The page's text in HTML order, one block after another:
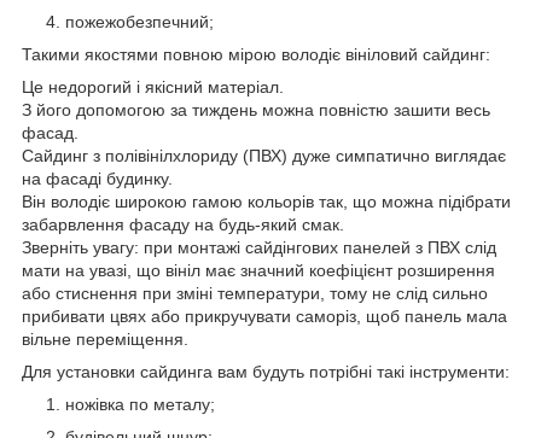
пожежобезпечний;
Такими якостями повною мірою володіє вініловий сайдинг:
Це недорогий і якісний матеріал.
З його допомогою за тиждень можна повністю зашити весь
фасад.
Сайдинг з полівінілхлориду (ПВХ) дуже симпатично виглядає
на фасаді будинку.
Він володіє широкою гамою кольорів так, що можна підібрати
забарвлення фасаду на будь-який смак.
Зверніть увагу: при монтажі сайдінгових панелей з ПВХ слід
мати на увазі, що вініл має значний коефіцієнт розширення
або стиснення при зміні температури, тому не слід сильно
прибивати цвях або прикручувати саморіз, щоб панель мала
вільне переміщення.
Для установки сайдинга вам будуть потрібні такі інструменти:
ножівка по металу;